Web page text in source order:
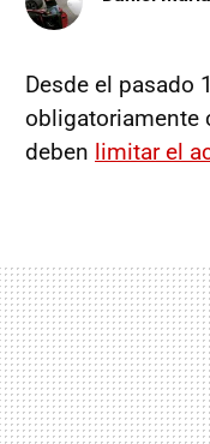
Desde el pasado
obligatoriamente
deben limitar el